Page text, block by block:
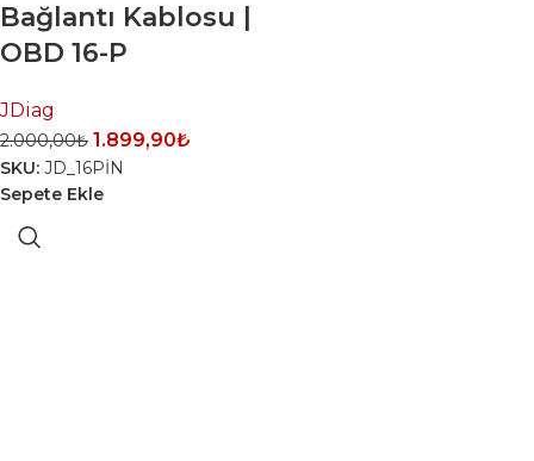
Bağlantı Kablosu |
OBD 16-P
JDiag
2.000,00₺ 1.899,90₺
SKU: JD_16PİN
Sepete Ekle